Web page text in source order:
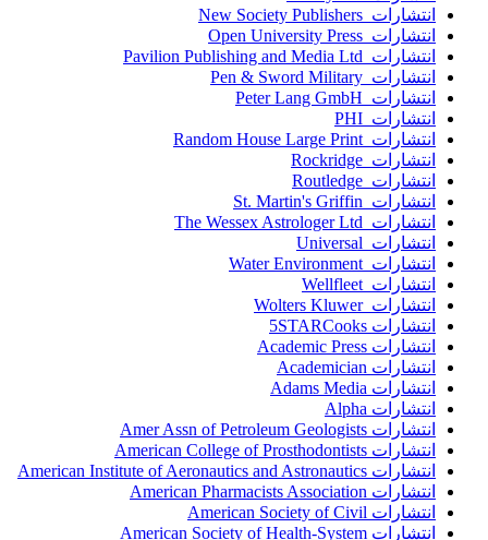
انتشارات New Society Publishers
انتشارات Open University Press
انتشارات Pavilion Publishing and Media Ltd
انتشارات Pen & Sword Military
انتشارات Peter Lang GmbH
انتشارات PHI
انتشارات Random House Large Print
انتشارات Rockridge
انتشارات Routledge
انتشارات St. Martin's Griffin
انتشارات The Wessex Astrologer Ltd
انتشارات Universal
انتشارات Water Environment
انتشارات Wellfleet
انتشارات Wolters Kluwer
انتشارات 5STARCooks
انتشارات Academic Press
انتشارات Academician
انتشارات Adams Media
انتشارات Alpha
انتشارات Amer Assn of Petroleum Geologists
انتشارات American College of Prosthodontists
انتشارات American Institute of Aeronautics and Astronautics
انتشارات American Pharmacists Association
انتشارات American Society of Civil
انتشارات American Society of Health-System